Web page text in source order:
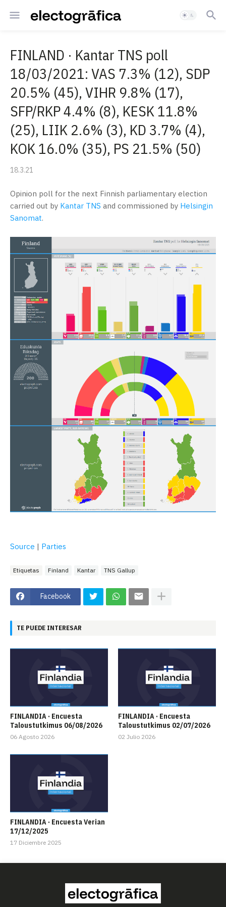
FINLAND · Kantar TNS poll
18/03/2021: VAS 7.3% (12), SDP
20.5% (45), VIHR 9.8% (17),
SFP/RKP 4.4% (8), KESK 11.8%
(25), LIIK 2.6% (3), KD 3.7% (4),
KOK 16.0% (35), PS 21.5% (50)
18.3.21
Opinion poll for the next Finnish parliamentary election
carried out by Kantar TNS and commissioned by Helsingin
Sanomat.
Source | Parties
Etiquetas Finland Kantar TNS Gallup
Facebook
TE PUEDE INTERESAR
FINLANDIA · Encuesta
Taloustutkimus 06/08/2026
06 Agosto 2026
FINLANDIA · Encuesta
Taloustutkimus 02/07/2026
02 Julio 2026
FINLANDIA · Encuesta Verian
17/12/2025
17 Diciembre 2025